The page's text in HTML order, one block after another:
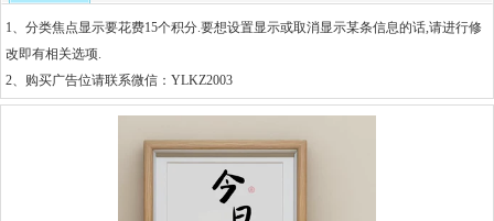
1、分类焦点显示要花费15个积分.要想设置显示或取消显示某条信息的话,请进行修
改即有相关选项.
2、 购买广告位请联系微信：YLKZ2003